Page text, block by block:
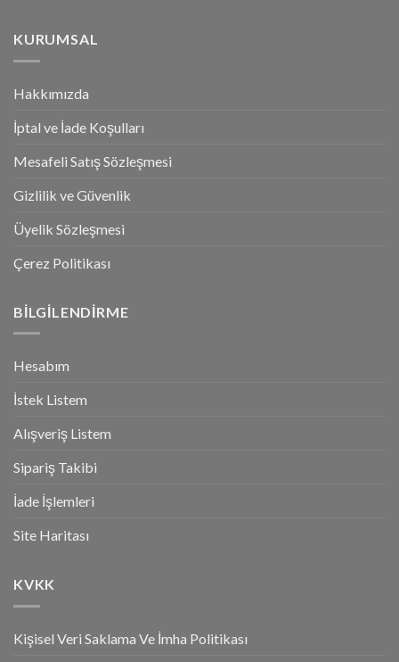
KURUMSAL
Hakkımızda
İptal ve İade Koşulları
Mesafeli Satış Sözleşmesi
Gizlilik ve Güvenlik
Üyelik Sözleşmesi
Çerez Politikası
BILGILENDIRME
Hesabım
İstek Listem
Alışveriş Listem
Sipariş Takibi
İade İşlemleri
Site Haritası
KVKK
Kişisel Veri Saklama Ve İmha Politikası